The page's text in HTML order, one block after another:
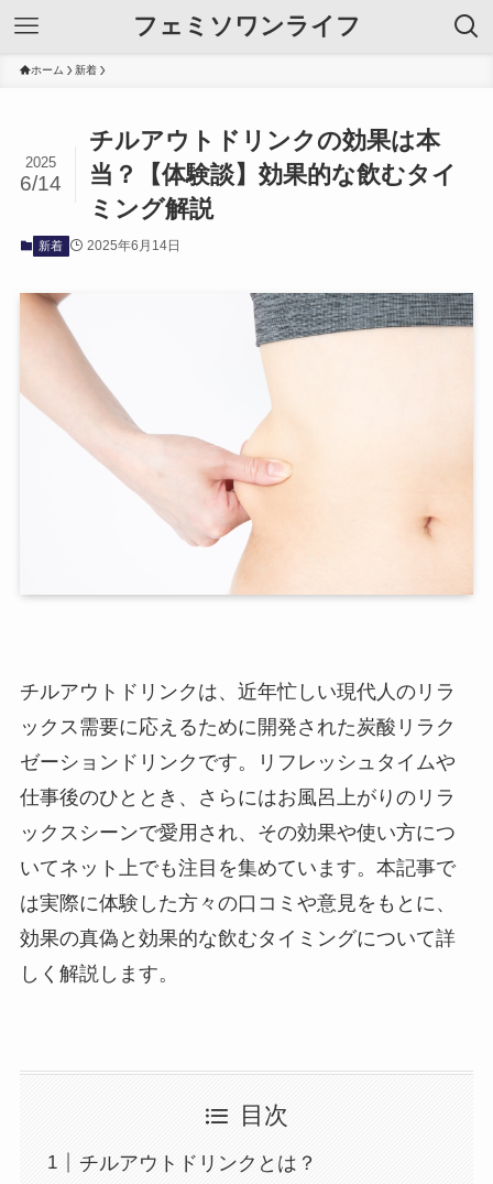
フェミソワンライフ
ホーム 新着
チルアウトドリンクの効果は本
当？【体験談】効果的な飲むタイ
ミング解説
2025
6/14
新着 2025年6月14日
チルアウトドリンクは、近年忙しい現代人のリラ
ックス需要に応えるために開発された炭酸リラク
ゼーションドリンクです。リフレッシュタイムや
仕事後のひととき、さらにはお風呂上がりのリラ
ックスシーンで愛用され、その効果や使い方につ
いてネット上でも注目を集めています。本記事で
は実際に体験した方々の口コミや意見をもとに、
効果の真偽と効果的な飲むタイミングについて詳
しく解説します。
目次
チルアウトドリンクとは？